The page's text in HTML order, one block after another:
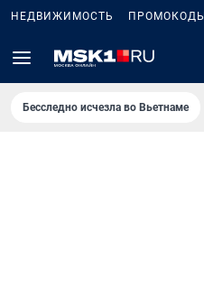
НЕДВИЖИМОСТЬ ПРОМОКОДЫ
Бесследно исчезла во Вьетнаме